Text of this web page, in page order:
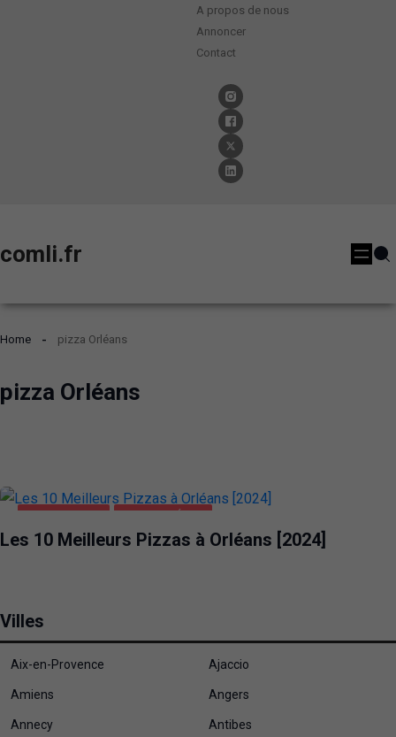
A propos de nous
Annoncer
Contact
comli.fr
Home pizza Orléans
pizza Orléans
ALIMENTATION PIZZA ORLÉANS
Les 10 Meilleurs Pizzas à Orléans [2024]
Villes
Aix-en-Provence Ajaccio
Amiens Angers
Annecy Antibes